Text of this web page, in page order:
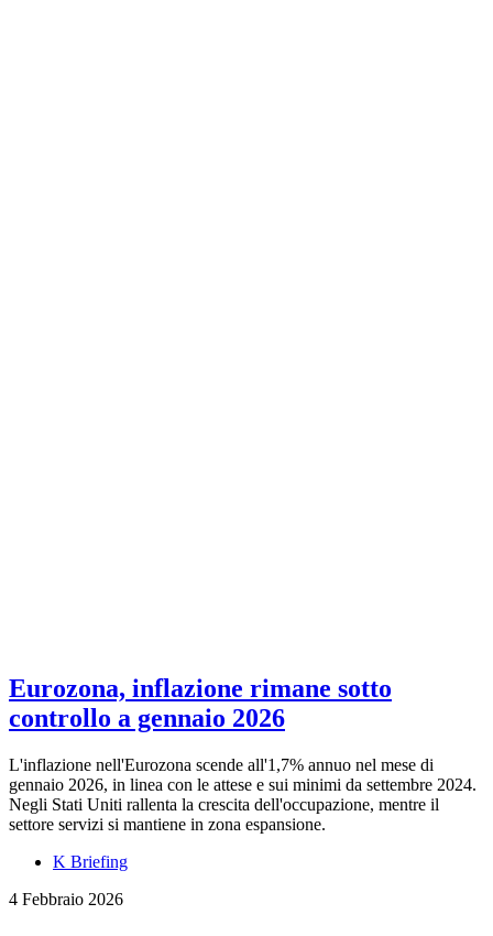
Eurozona, inflazione rimane sotto
controllo a gennaio 2026
L'inflazione nell'Eurozona scende all'1,7% annuo nel mese di
gennaio 2026, in linea con le attese e sui minimi da settembre 2024.
Negli Stati Uniti rallenta la crescita dell'occupazione, mentre il
settore servizi si mantiene in zona espansione.
K Briefing
4 Febbraio 2026